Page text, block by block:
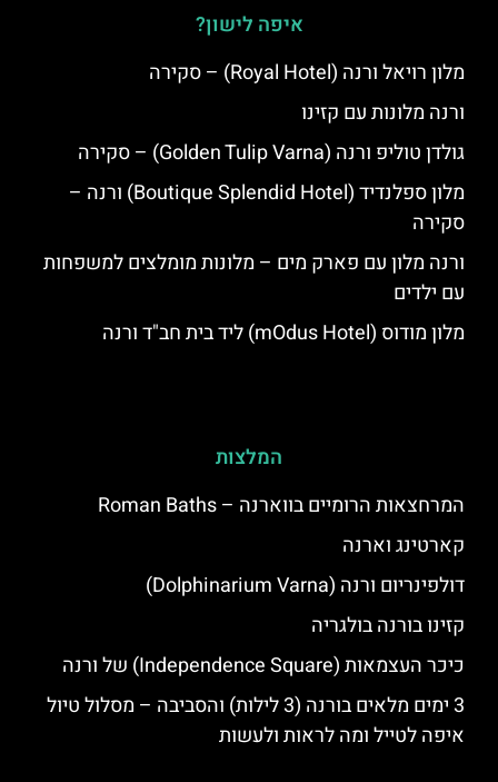
איפה לישון?
מלון רויאל ורנה (Royal Hotel) – סקירה
ורנה מלונות עם קזינו
גולדן טוליפ ורנה (Golden Tulip Varna) – סקירה
מלון ספלנדיד (Boutique Splendid Hotel) ורנה –
סקירה
ורנה מלון עם פארק מים – מלונות מומלצים למשפחות
עם ילדים
מלון מודוס (mOdus Hotel) ליד בית חב"ד ורנה
המלצות
המרחצאות הרומיים בווארנה – Roman Baths
קארטינג וארנה
דולפינריום ורנה (Dolphinarium Varna)
קזינו בורנה בולגריה
כיכר העצמאות (Independence Square) של ורנה
3 ימים מלאים בורנה (3 לילות) והסביבה – מסלול טיול
איפה לטייל ומה לראות ולעשות